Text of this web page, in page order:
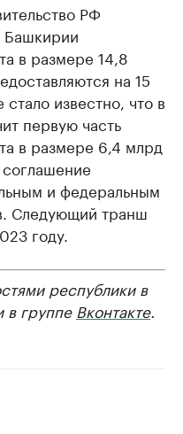
РФ
Башкирии
в размере 14,8
на 15
известно, что в
первую часть
в размере 6,4 млрд
и федеральным
Следующий транш
году.
республики в
группе Вконтакте.